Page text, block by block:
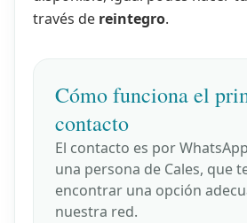
través de reintegro.
Cómo funciona el
contacto
El contacto es por
una persona de Cales, que
encontrar una opción
nuestra red.